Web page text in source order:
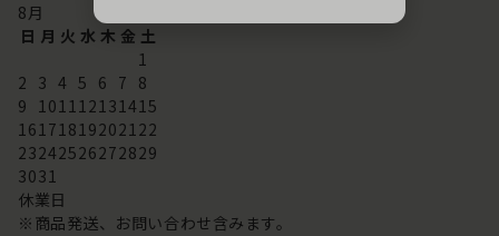
8月
日 月 火 水 木 金 土
1
2 3 4 5 6 7 8
9 101112131415
16171819202122
23242526272829
3031
休業日
※商品発送、お問い合わせ含みます。